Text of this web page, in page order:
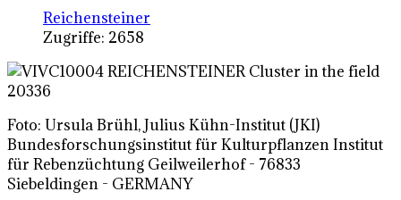
Reichensteiner
Zugriffe: 2658
Foto: Ursula Brühl, Julius Kühn-Institut (JKI)
Bundesforschungsinstitut für Kulturpflanzen Institut
für Rebenzüchtung Geilweilerhof - 76833
Siebeldingen - GERMANY